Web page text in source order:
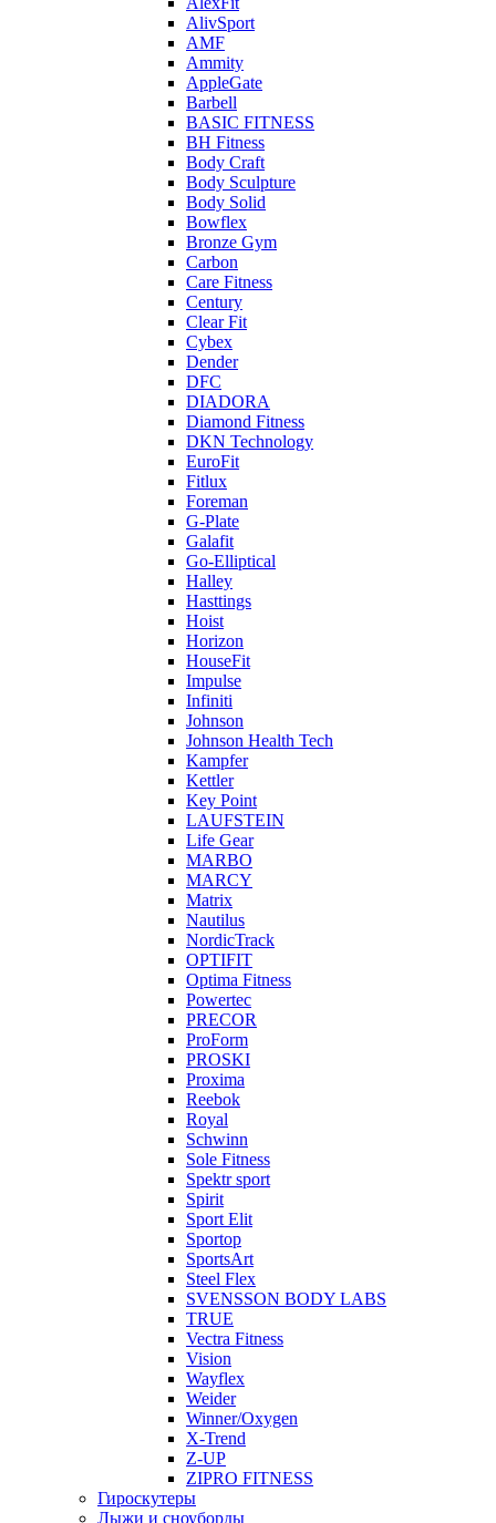
AlivSport
AMF
Ammity
AppleGate
Barbell
BASIC FITNESS
BH Fitness
Body Craft
Body Sculpture
Body Solid
Bowflex
Bronze Gym
Carbon
Care Fitness
Century
Clear Fit
Cybex
Dender
DFC
DIADORA
Diamond Fitness
DKN Technology
EuroFit
Fitlux
Foreman
G-Plate
Galafit
Go-Elliptical
Halley
Hasttings
Hoist
Horizon
HouseFit
Impulse
Infiniti
Johnson
Johnson Health Tech
Kampfer
Kettler
Key Point
LAUFSTEIN
Life Gear
MARBO
MARCY
Matrix
Nautilus
NordicTrack
OPTIFIT
Optima Fitness
Powertec
PRECOR
ProForm
PROSKI
Proxima
Reebok
Royal
Schwinn
Sole Fitness
Spektr sport
Spirit
Sport Elit
Sportop
SportsArt
Steel Flex
SVENSSON BODY LABS
TRUE
Vectra Fitness
Vision
Wayflex
Weider
Winner/Oxygen
X-Trend
Z-UP
ZIPRO FITNESS
Гироскутеры
Лыжи и сноуборды